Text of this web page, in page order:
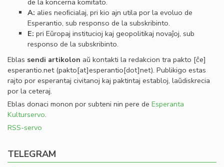
de la koncerna komitato.
A: alies neoﬁcialaj, pri kio ajn utila por la evoluo de
Esperantio, sub responso de la subskribinto.
E: pri Eŭropaj institucioj kaj geopolitikaj novaĵoj, sub
responso de la subskribinto.
Eblas sendi artikolon aŭ kontakti la redakcion tra pakto [ĉe]
esperantio.net(pakto[at]esperantio[dot]net). Publikigo estas
rajto por esperantaj civitanoj kaj paktintaj establoj, laŭdiskrecia
por la ceteraj.
Eblas donaci monon por subteni nin pere de Esperanta
Kulturservo.
RSS-servo
TELEGRAM